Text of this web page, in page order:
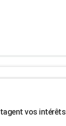
vos intérêts